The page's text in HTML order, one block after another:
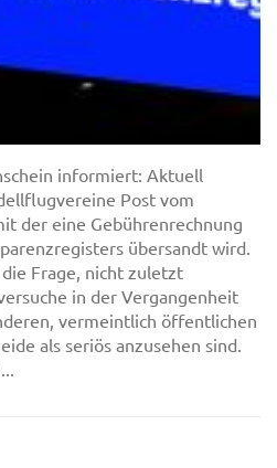
informiert: Aktuell
Post vom
der eine Gebührenrechnung
übersandt wird.
Frage, nicht zuletzt
in der Vergangenheit
vermeintlich öffentlichen
als seriös anzusehen sind.